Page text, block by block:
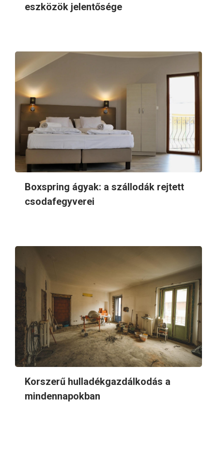
eszközök jelentősége
Boxspring ágyak: a szállodák rejtett
csodafegyverei
Korszerű hulladékgazdálkodás a
mindennapokban